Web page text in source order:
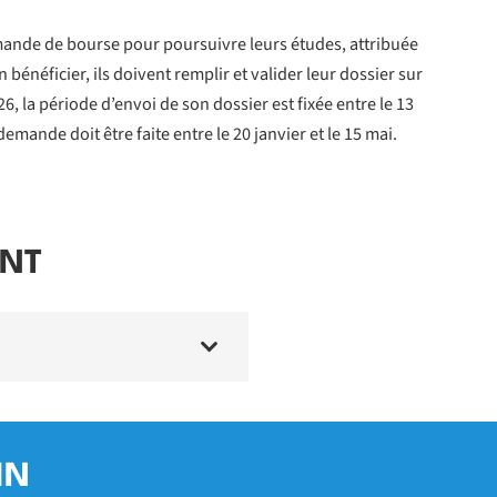
de bourse pour poursuivre leurs études, attribuée
bénéficier, ils doivent remplir et valider leur dossier sur
la période d’envoi de son dossier est fixée entre le 13
doit être faite entre le 20 janvier et le 15 mai.